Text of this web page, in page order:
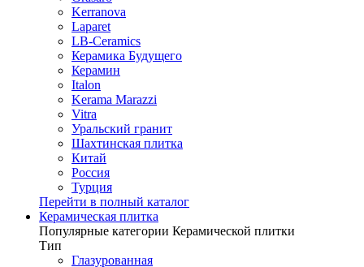
Kerranova
Laparet
LB-Ceramics
Керамика Будущего
Керамин
Italon
Kerama Marazzi
Vitra
Уральский гранит
Шахтинская плитка
Китай
Россия
Турция
Перейти в полный каталог
Керамическая плитка
Популярные категории Керамической плитки
Тип
Глазурованная